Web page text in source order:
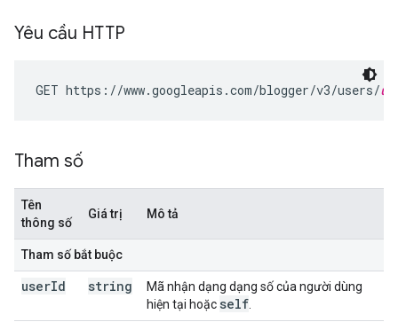
Yêu cầu HTTP
GET https://www.googleapis.com/blogger/v3/users/
Tham số
Tên
thông số
Giá trị Mô tả
Tham số bắt buộc
userId string
Mã nhận dạng dạng số của người dùng
hiện tại hoặc self